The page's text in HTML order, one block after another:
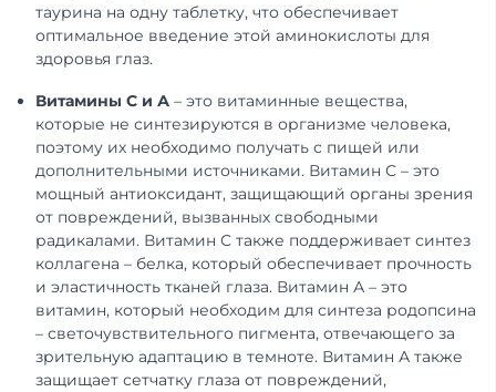
таурина на одну таблетку, что обеспечивает
оптимальное введение этой аминокислоты для
здоровья глаз.
Витамины С и А – это витаминные вещества,
которые не синтезируются в организме человека,
поэтому их необходимо получать с пищей или
дополнительными источниками. Витамин С – это
мощный антиоксидант, защищающий органы зрения
от повреждений, вызванных свободными
радикалами. Витамин С также поддерживает синтез
коллагена – белка, который обеспечивает прочность
и эластичность тканей глаза. Витамин А – это
витамин, который необходим для синтеза родопсина
– светочувствительного пигмента, отвечающего за
зрительную адаптацию в темноте. Витамин А также
защищает сетчатку глаза от повреждений,